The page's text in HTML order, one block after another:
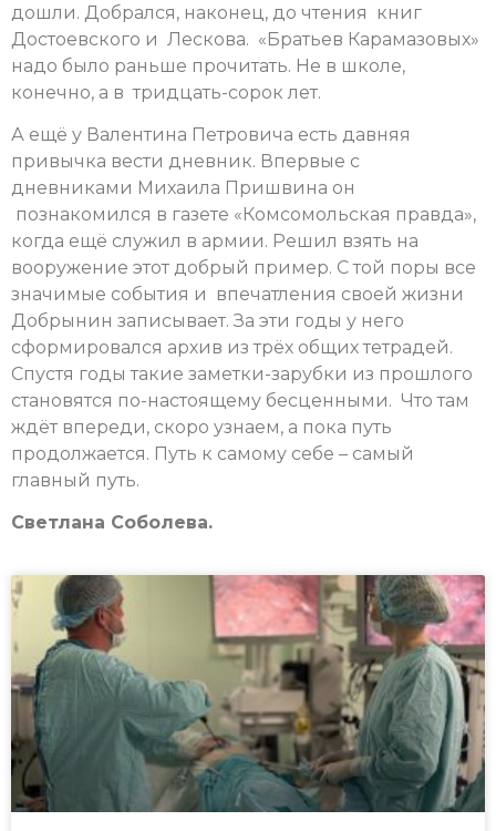
дошли. Добрался, наконец, до чтения книг
Достоевского и Лескова. «Братьев Карамазовых»
надо было раньше прочитать. Не в школе,
конечно, а в тридцать-сорок лет.
А ещё у Валентина Петровича есть давняя
привычка вести дневник. Впервые с
дневниками Михаила Пришвина он
познакомился в газете «Комсомольская правда»,
когда ещё служил в армии. Решил взять на
вооружение этот добрый пример. С той поры все
значимые события и впечатления своей жизни
Добрынин записывает. За эти годы у него
сформировался архив из трёх общих тетрадей.
Спустя годы такие заметки-зарубки из прошлого
становятся по-настоящему бесценными. Что там
ждёт впереди, скоро узнаем, а пока путь
продолжается. Путь к самому себе – самый
главный путь.
Светлана Соболева.